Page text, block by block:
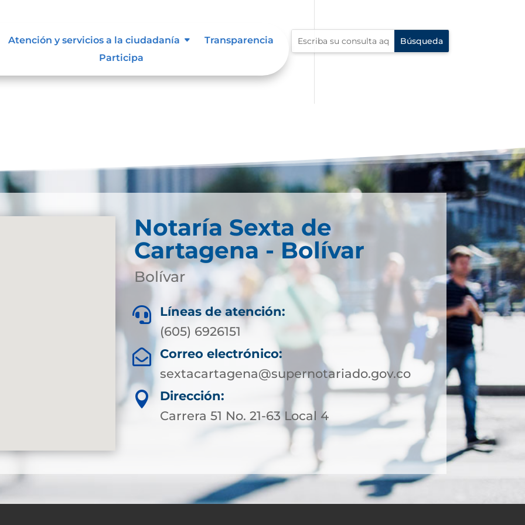
Atención y servicios a la ciudadanía
Transparencia
Participa
información
Notaría Sexta de
Cartagena - Bolívar
Bolívar

Líneas de atención:
(605) 6926151

Correo electrónico:
sextacartagena@supernotariado.gov.co

Dirección:
Carrera 51 No. 21-63 Local 4